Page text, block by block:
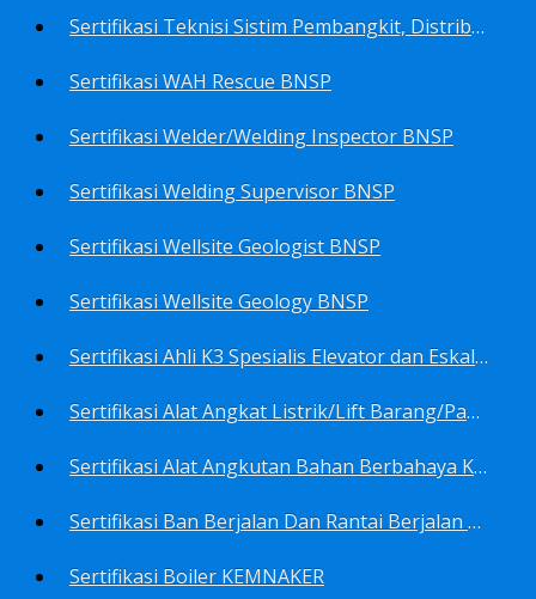
Sertifikasi Teknisi Sistim Pembangkit, Distribusi, Utilitas BNSP
Sertifikasi WAH Rescue BNSP
Sertifikasi Welder/Welding Inspector BNSP
Sertifikasi Welding Supervisor BNSP
Sertifikasi Wellsite Geologist BNSP
Sertifikasi Wellsite Geology BNSP
Sertifikasi Ahli K3 Spesialis Elevator dan Eskalator KEMNAKER
Sertifikasi Alat Angkat Listrik/Lift Barang/Passenger Hoist KEMNAKER
Sertifikasi Alat Angkutan Bahan Berbahaya KEMNAKER
Sertifikasi Ban Berjalan Dan Rantai Berjalan KEMNAKER
Sertifikasi Boiler KEMNAKER